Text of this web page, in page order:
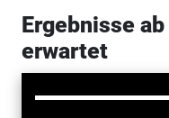
Ergebnisse
erwartet
Sommer 2025